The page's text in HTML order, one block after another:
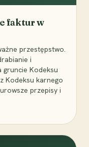
faktur w
przestępstwo.
i
Kodeksu
Kodeksu karnego
przepisy i